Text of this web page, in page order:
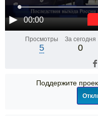
00:00
Просмотры
5
За сегодня
0
Поддержите